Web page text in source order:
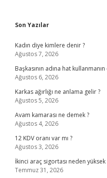
Sidebar
Son Yazılar
Kadın diye kimlere denir ?
Ağustos 7, 2026
Başkasının adına hat
Ağustos 6, 2026
Karkas ağırlığı ne anlama gelir ?
Ağustos 5, 2026
Avam kamarası ne demek ?
Ağustos 4, 2026
12 KDV oranı var mı ?
Ağustos 3, 2026
İkinci araç sigortası neden yüksek
Temmuz 31, 2026